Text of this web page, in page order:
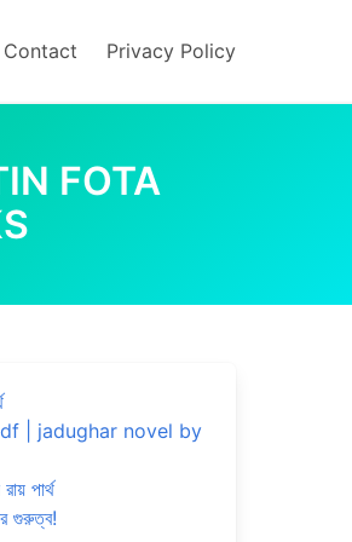
Contact Privacy Policy
FOTA
pdf | jadughar novel by
পার্থ
গুরুত্ব!